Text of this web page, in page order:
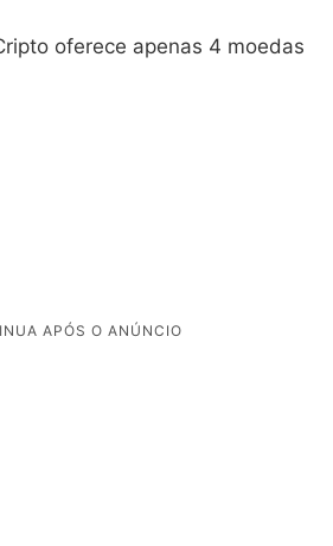
oferece apenas 4 moedas